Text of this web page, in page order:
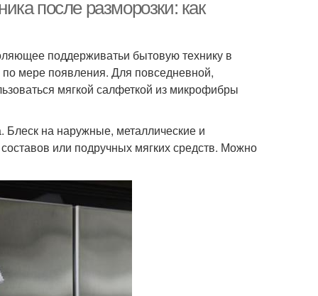
после разморозки: как
поддерживатьи бытовую технику в
по мере появления. Для повседневной,
мягкой салфеткой из микрофибры
Блеск на наружные, металлические и
или подручных мягких средств. Можно